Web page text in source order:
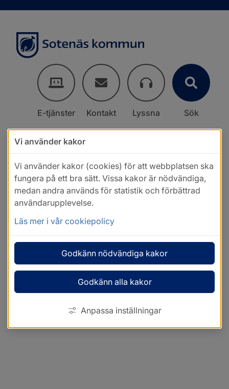
E-tjänster Kontakt Lyssna Sök
Vi använder kakor
Vi använder kakor (cookies) för att webbplatsen ska
fungera på ett bra sätt. Vissa kakor är nödvändiga,
medan andra används för statistik och förbättrad
användarupplevelse.
Läs mer i vår cookiepolicy
Godkänn nödvändiga kakor
Godkänn alla kakor
Anpassa inställningar